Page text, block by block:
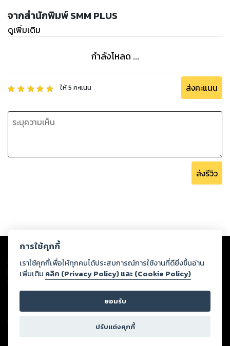
จากสำนักพิมพ์ SMM PLUS
ดูเพิ่มเติม
กำลังโหลด ...
ให้5 คะแนน ส่งคะแนน
ส่งรีวิว
Copyright © 2026
ต่อผลงานหรือเนื้อหาใดที่อัปโหลดผ่านเว็บไซต์และปรากฏว่าละเมิดสิทธิใน
ทรัพย์สินทางปัญญาของบุคคลอื่นหรือขัดต่อกฎหมายและศีลธรรม ดังนั้น ผู้อ่าน
ทุกท่านโปรดใช้วิจารณญาณในการกลั่นกรองด้วยตนเอง และหากท่านพบว่าส่วน
หนึ่งส่วนใดขัดต่อกฎหมายและศีลธรรม กรุณาแจ้งมายังบริษัท เพื่อทีมงานจะได้
ดำเนินการในทันที ทั้งนี้ ทางสตอรี่ล็อกขอสงวนลิขสิทธิ์ตามพระราชบัญญัติ
ลิขสิทธิ์ พ.ศ. 2537 (ฉบับล่าสุด)
For support: member@ookbee.com
Version
การใช้คุกกี้
เราใช้คุกกี้เพื่อให้ทุกคนได้ประสบการณ์การใช้งานที่ดียิ่งขึ้นอ่าน
เพิ่มเติม คลิก (Privacy Policy) และ (Cookie Policy)
ยอมรับ
ปรับแต่งคุกกี้